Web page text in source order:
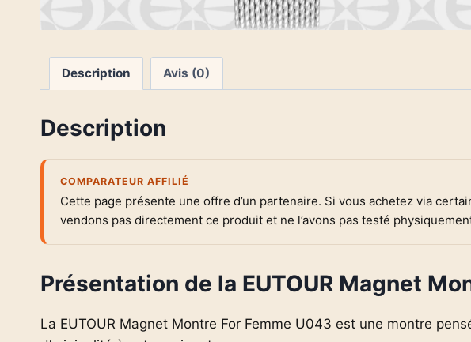
Description Avis (0)
Description
COMPARATEUR AFFILIÉ
Cette page présente une offre d’un partenaire. Si vous achetez via
vendons pas directement ce produit et ne l’avons pas testé
Présentation de la EUTOUR Magnet
La EUTOUR Magnet Montre For Femme U043 est une montre